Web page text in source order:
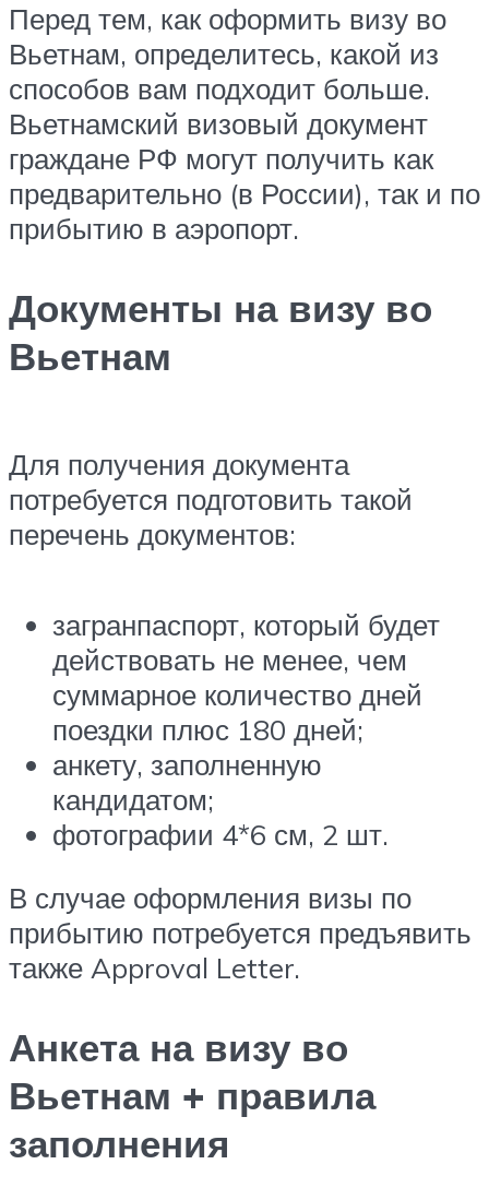
Перед тем, как оформить визу во
Вьетнам, определитесь, какой из
способов вам подходит больше.
Вьетнамский визовый документ
граждане РФ могут получить как
предварительно (в России), так и по
прибытию в аэропорт.
Документы на визу во
Вьетнам
Для получения документа
потребуется подготовить такой
перечень документов:
загранпаспорт, который будет
действовать не менее, чем
суммарное количество дней
поездки плюс 180 дней;
анкету, заполненную
кандидатом;
фотографии 4*6 см, 2 шт.
В случае оформления визы по
прибытию потребуется предъявить
также Approval Letter.
Анкета на визу во
Вьетнам + правила
заполнения